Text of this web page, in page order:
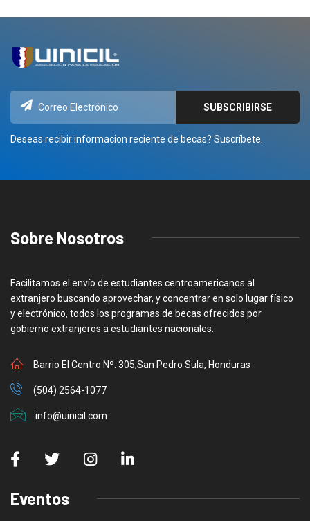
Deseas recibir informacion reciente de becas? Suscríbete.
Sobre Nosotros
Facilitamos el envío de estudiantes centroamericanos al
extranjero buscando aprovechar, y concentrar en solo lugar físico
y electrónico, todos los programas de becas ofrecidos por
gobierno extranjeros a estudiantes nacionales.
Barrio El Centro Nº. 305,San Pedro Sula, Honduras
(504) 2564-1077
info@uinicil.com
Eventos